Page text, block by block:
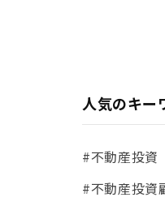
人気のキー
#不動産投資
#不動産投資